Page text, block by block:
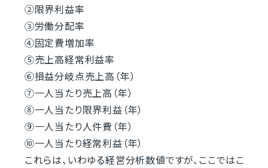
②限界利益率
③労働分配率
④固定費増加率
⑤売上高経常利益率
⑥損益分岐点売上高（年）
⑦一人当たり売上高（年）
⑧一人当たり限界利益（年）
⑨一人当たり人件費（年）
⑩一人当たり経常利益（年）
これらは、いわゆる経営分析数値ですが、ここではこ